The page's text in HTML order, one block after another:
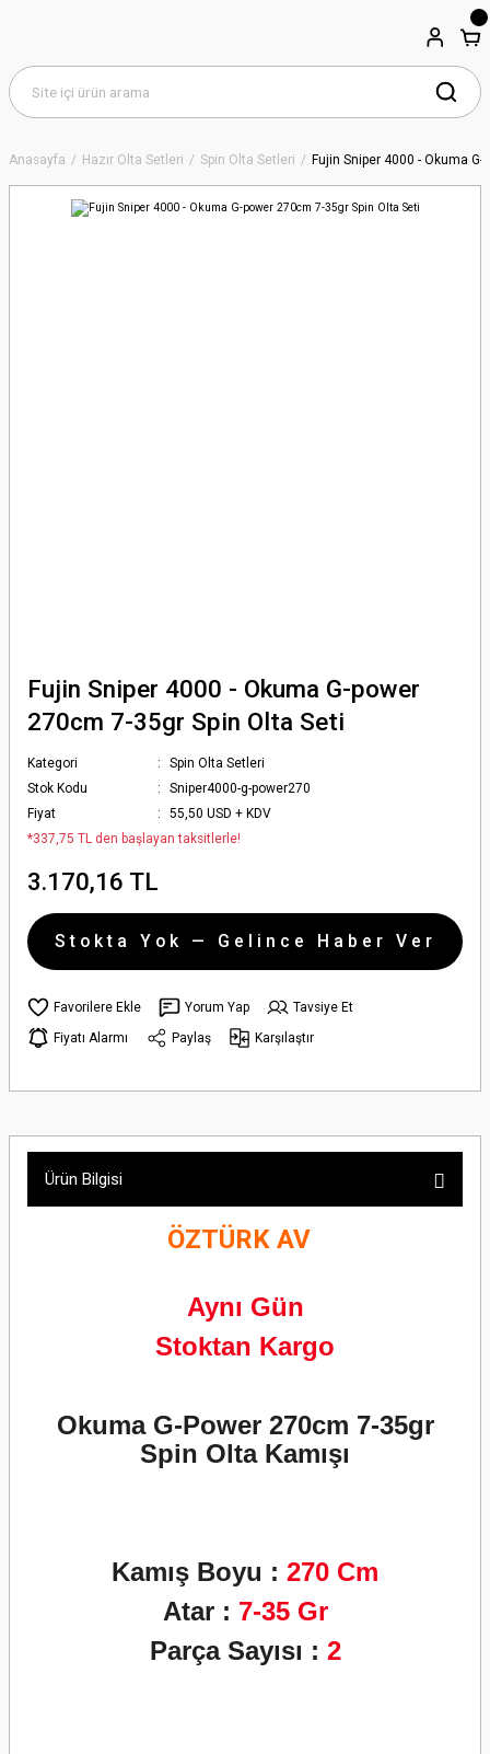
Anasayfa Hazır Olta Setleri Spin Olta Setleri Fujin Sniper 4000 - Okuma
Fujin Sniper 4000 - Okuma G-power
270cm 7-35gr Spin Olta Seti
Kategori
Spin Olta Setleri
Stok Kodu
Sniper4000-g-power270
Fiyat
55,50 USD + KDV
*337,75 TL den başlayan taksitlerle!
3.170,16 TL
Stokta Yok — Gelince Haber Ver
Yorum Yap
Tavsiye Et
Fiyatı Alarmı
Paylaş Karşılaştır
Ürün Bilgisi
ÖZTÜRK AV
Aynı Gün
Stoktan Kargo
Okuma G-Power 270cm 7-35gr
Spin Olta Kamışı
Kamış Boyu : 270 Cm
Atar : 7-35Gr
Parça Sayısı : 2